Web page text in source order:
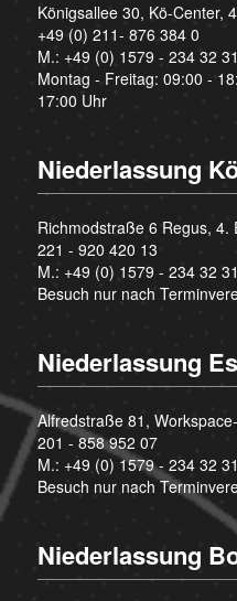
Königsallee 30, Kö-Center,
+49 (0) 211- 876 384 0
M.: +49 (0) 1579 - 234 32 31
Montag - Freitag: 09:00 -
17:00 Uhr
Niederlassung
Richmodstraße 6 Regus, 4.
221 - 920 420 13
M.: +49 (0) 1579 - 234 32 31
Besuch nur nach
Niederlassung
Alfredstraße 81,
201 - 858 952 07
M.: +49 (0) 1579 - 234 32 31
Besuch nur nach
Niederlassung